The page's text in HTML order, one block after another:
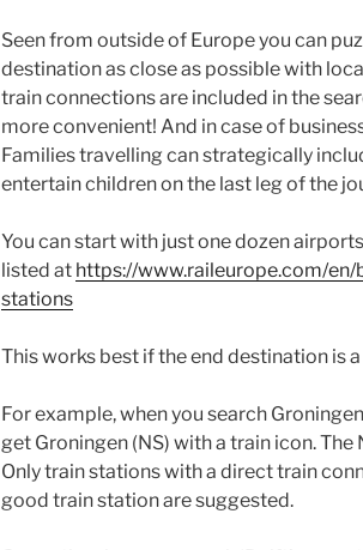
Seen from outside of Europe you can
destination as close as possible with
train connections are included in the
more convenient! And in case of
Families travelling can strategically
entertain children on the last leg of the
You can start with just one dozen
listed at https://www.raileurope.com/
stations
This works best if the end destination is
For example, when you search
get Groningen (NS) with a train icon.
Only train stations with a direct train
good train station are suggested.